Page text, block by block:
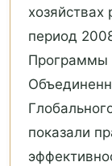
период
Программы
показали